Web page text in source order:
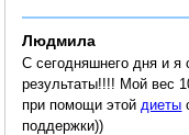
Людмила
С сегодняшнего дня и
результаты!!!! Мой вес
при помощи этой диеты
поддержки))